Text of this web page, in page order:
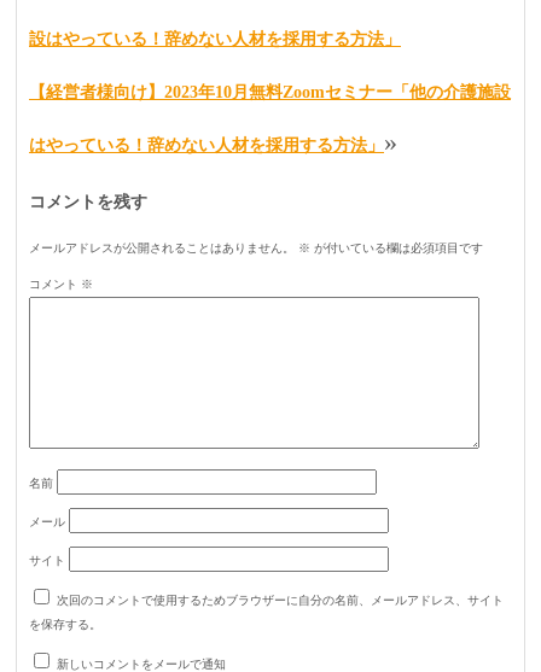
設はやっている！辞めない人材を採用する方法」
【経営者様向け】2023年10月無料Zoomセミナー「他の介護施設
はやっている！辞めない人材を採用する方法」 »
コメントを残す
メールアドレスが公開されることはありません。 ※ が付いている欄は必須項目です
コメント ※
名前
メール
サイト
次回のコメントで使用するためブラウザーに自分の名前、メールアドレス、サイト
を保存する。
新しいコメントをメールで通知